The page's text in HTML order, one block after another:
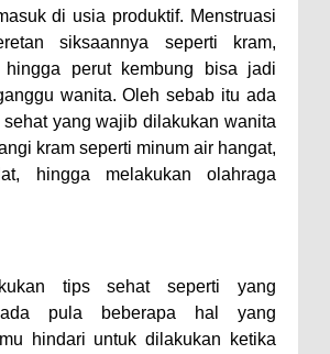
di usia produktif. Menstruasi
siksaannya seperti kram,
hingga perut kembung bisa jadi
wanita. Oleh sebab itu ada
sehat yang wajib dilakukan wanita
kram seperti minum air hangat,
hingga melakukan olahraga
tips sehat seperti yang
ada pula beberapa hal yang
hindari untuk dilakukan ketika